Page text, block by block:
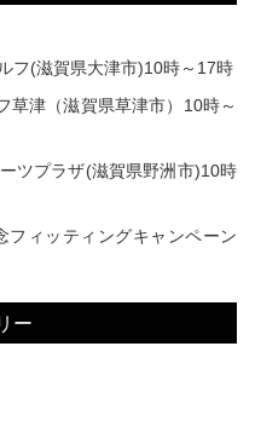
フ(滋賀県大津市)10時～17時
草津（滋賀県草津市）10時～
ツプラザ(滋賀県野洲市)10時
フィッティングキャンペーン
ー